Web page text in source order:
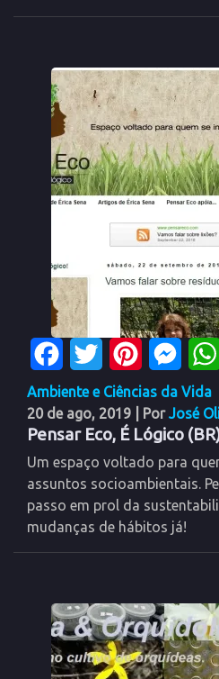
FacebookTwitter Pinterest
Ambiente e Ciências da Vida
20 de ago, 2019
| PorJosé
Pensar Eco, É Lógico
Um espaço voltado para
assuntos socioambientais.
passo em prol da
mudanças de hábitos já!